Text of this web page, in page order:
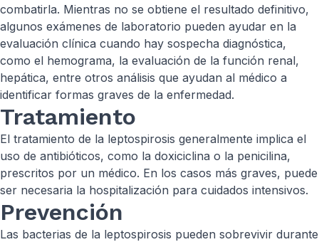
combatirla. Mientras no se obtiene el resultado definitivo,
algunos exámenes de laboratorio pueden ayudar en la
evaluación clínica cuando hay sospecha diagnóstica,
como el hemograma, la evaluación de la función renal,
hepática, entre otros análisis que ayudan al médico a
identificar formas graves de la enfermedad.
Tratamiento
El tratamiento de la leptospirosis generalmente implica el
uso de antibióticos, como la doxiciclina o la penicilina,
prescritos por un médico. En los casos más graves, puede
ser necesaria la hospitalización para cuidados intensivos.
Prevención
Las bacterias de la leptospirosis pueden sobrevivir durante